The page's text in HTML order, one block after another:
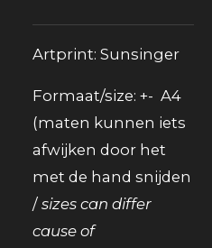
Artprint: Sunsinger
Formaat/size: +- A4
(maten kunnen iets
afwijken door het
met de hand snijden
/ sizes can differ
cause of